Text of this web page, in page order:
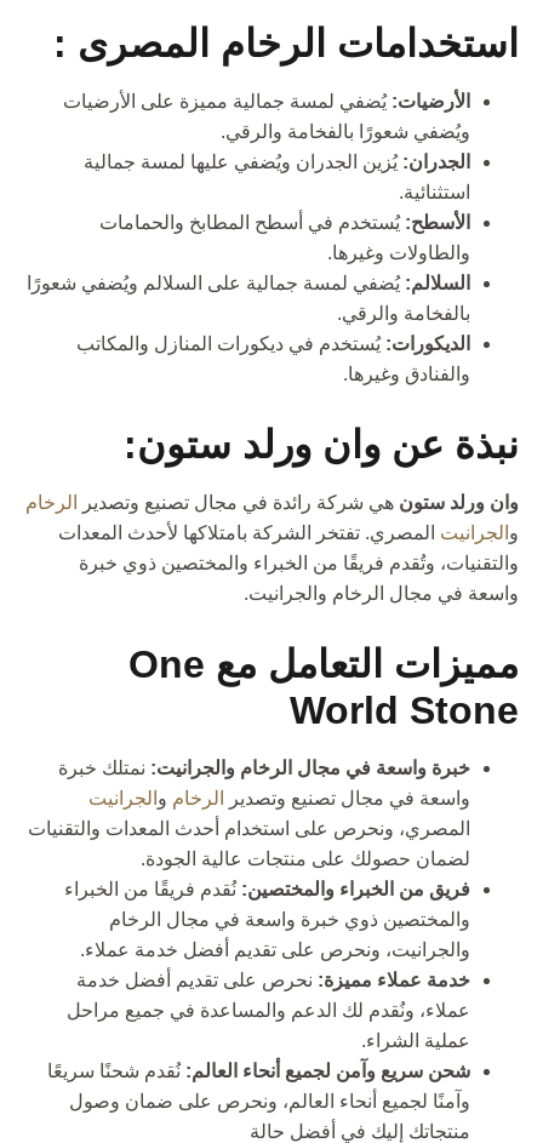
استخدامات الرخام المصرى :
الأرضيات: يُضفي لمسة جمالية مميزة على الأرضيات
ويُضفي شعورًا بالفخامة والرقي.
الجدران: يُزين الجدران ويُضفي عليها لمسة جمالية
استثنائية.
الأسطح: يُستخدم في أسطح المطابخ والحمامات
والطاولات وغيرها.
السلالم: يُضفي لمسة جمالية على السلالم ويُضفي شعورًا
بالفخامة والرقي.
الديكورات: يُستخدم في ديكورات المنازل والمكاتب
والفنادق وغيرها.
نبذة عن وان ورلد ستون:
وان ورلد ستون هي شركة رائدة في مجال تصنيع وتصدير
الرخام
و الجرانيت المصري. تفتخر الشركة بامتلاكها لأحدث المعدات
والتقنيات، وتُقدم فريقًا من الخبراء والمختصين ذوي خبرة
واسعة في مجال الرخام والجرانيت.
مميزات التعامل مع One
World Stone
خبرة واسعة في مجال الرخام والجرانيت: نمتلك خبرة
واسعة في مجال تصنيع وتصدير
الرخام و الجرانيت
المصري، ونحرص على استخدام أحدث المعدات والتقنيات
لضمان حصولك على منتجات عالية الجودة.
فريق من الخبراء والمختصين: نُقدم فريقًا من الخبراء
والمختصين ذوي خبرة واسعة في مجال الرخام
والجرانيت، ونحرص على تقديم أفضل خدمة عملاء.
خدمة عملاء مميزة: نحرص على تقديم أفضل خدمة
عملاء، ونُقدم لك الدعم والمساعدة في جميع مراحل
عملية الشراء.
شحن سريع وآمن لجميع أنحاء العالم: نُقدم شحنًا سريعًا
وآمنًا لجميع أنحاء العالم، ونحرص على ضمان وصول
منتجاتك إليك في أفضل حالة